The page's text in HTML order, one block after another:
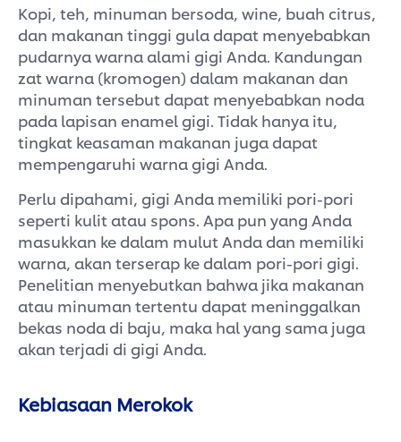
Kopi, teh, minuman bersoda, wine, buah citrus,
dan makanan tinggi gula dapat menyebabkan
pudarnya warna alami gigi Anda. Kandungan
zat warna (kromogen) dalam makanan dan
minuman tersebut dapat menyebabkan noda
pada lapisan enamel gigi. Tidak hanya itu,
tingkat keasaman makanan juga dapat
mempengaruhi warna gigi Anda.
Perlu dipahami, gigi Anda memiliki pori-pori
seperti kulit atau spons. Apa pun yang Anda
masukkan ke dalam mulut Anda dan memiliki
warna, akan terserap ke dalam pori-pori gigi.
Penelitian menyebutkan bahwa jika makanan
atau minuman tertentu dapat meninggalkan
bekas noda di baju, maka hal yang sama juga
akan terjadi di gigi Anda.
Kebiasaan Merokok